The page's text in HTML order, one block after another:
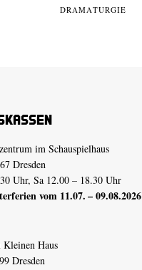
DRAMATURGIE
im Schauspielhaus
Dresden
Uhr, Sa 12.00 – 18.30 Uhr
vom 11.07. – 09.08.2026
Kleinen Haus
Dresden